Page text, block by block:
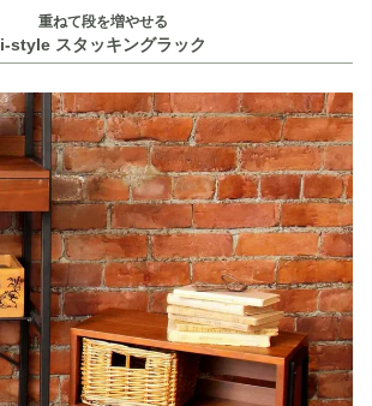
重ねて段を増やせる
i-style スタッキングラック